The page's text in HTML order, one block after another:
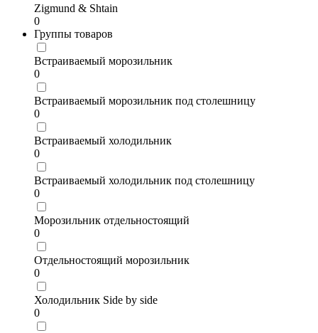
Zigmund & Shtain
0
Группы товаров
Встраиваемый морозильник
0
Встраиваемый морозильник под столешницу
0
Встраиваемый холодильник
0
Встраиваемый холодильник под столешницу
0
Морозильник отдельностоящий
0
Отдельностоящий морозильник
0
Холодильник Side by side
0